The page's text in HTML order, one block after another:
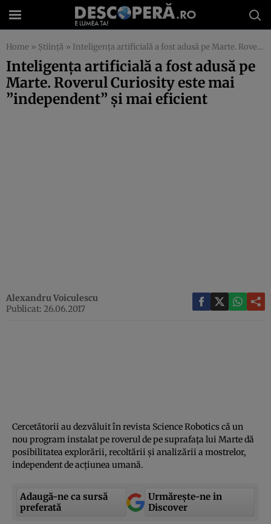
Home » Știință » Inteligenţa artificială a fost adusă pe Marte. Roverul Curiosity este mai ”independent” şi mai eficient
Inteligenţa artificială a fost adusă pe
Marte. Roverul Curiosity este mai
”independent” şi mai eficient
Alexandru Voiculescu
Publicat: 26.06.2017
Cercetătorii au dezvăluit în revista Science Robotics că un
nou program instalat pe roverul de pe suprafaţa lui Marte dă
posibilitatea explorării, recoltării şi analizării a mostrelor,
independent de acţiunea umană.
Adaugă-ne ca sursă
preferată
Urmărește-ne in
Discover